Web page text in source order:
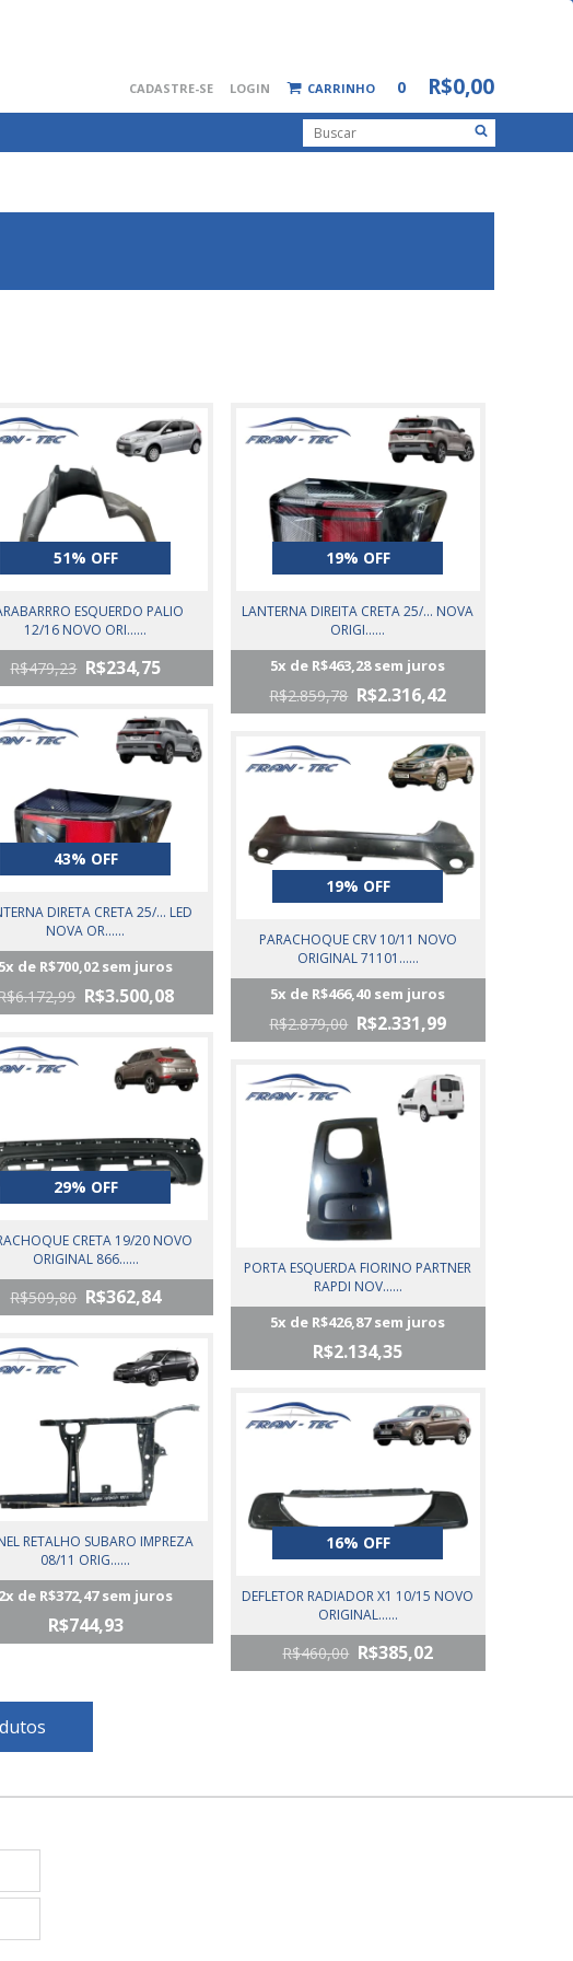
CADASTRE-SE LOGIN CARRINHO 0 R$0,00
51% OFF
ESQUERDO PALIO
12/16 NOVO ORI......
R$479,23 R$234,75
19% OFF
LANTERNA DIREITA CRETA 25/... NOVA
ORIGI......
5x de R$463,28sem juros
R$2.859,78 R$2.316,42
43% OFF
DIRETA CRETA 25/... LED
NOVA OR......
5x de R$700,02sem juros
R$3.500,08
19% OFF
PARACHOQUE CRV 10/11 NOVO
ORIGINAL 71101......
5x de R$466,40 sem juros
R$2.879,00 R$2.331,99
29% OFF
CRETA 19/20 NOVO
ORIGINAL 866......
R$509,80 R$362,84
PORTA ESQUERDA FIORINO PARTNER
RAPDI NOV......
5x de R$426,87sem juros
R$2.134,35
RETALHO SUBARO IMPREZA
08/11 ORIG......
2x de R$372,47sem juros
R$744,93
16% OFF
DEFLETOR RADIADOR X1 10/15 NOVO
ORIGINAL......
R$460,00 R$385,02